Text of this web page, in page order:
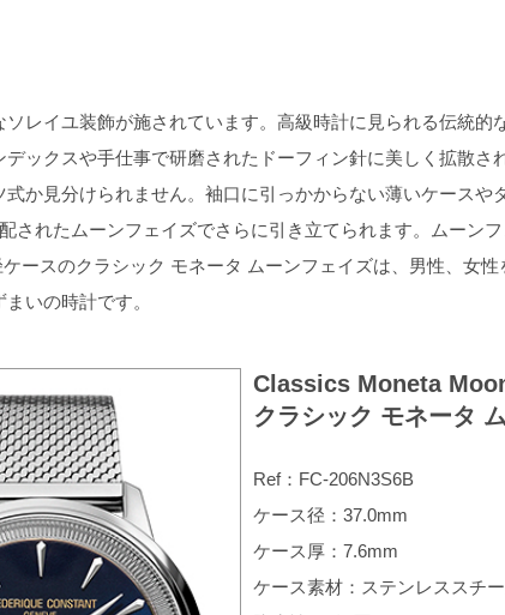
レイユ装飾が施されています。高級時計に見られる伝統的
デックスや手仕事で研磨されたドーフィン針に美しく拡散
式か見分けられません。袖口に引っかからない薄いケース
されたムーンフェイズでさらに引き立てられます。ムーン
ースのクラシック モネータ ムーンフェイズは、男性、女
いの時計です。
Classics Moneta
クラシック モネータ
Ref：FC-206N3S6B
ケース径：37.0mm
ケース厚：7.6mm
ケース素材：ステンレススチ